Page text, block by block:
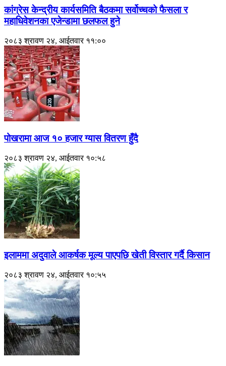
कांग्रेस केन्द्रीय कार्यसमिति बैठकमा सर्वोच्चको फैसला र
महाधिवेशनका एजेन्डामा छलफल हुने
२०८३ श्रावण २४, आईतवार ११:००
पोखरामा आज १० हजार ग्यास वितरण हुँदै
२०८३ श्रावण २४, आईतवार १०:५८
इलाममा अदुवाले आकर्षक मूल्य पाएपछि खेती विस्तार गर्दै किसान
२०८३ श्रावण २४, आईतवार १०:५५